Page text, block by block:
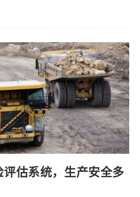
估系统，生产安全多